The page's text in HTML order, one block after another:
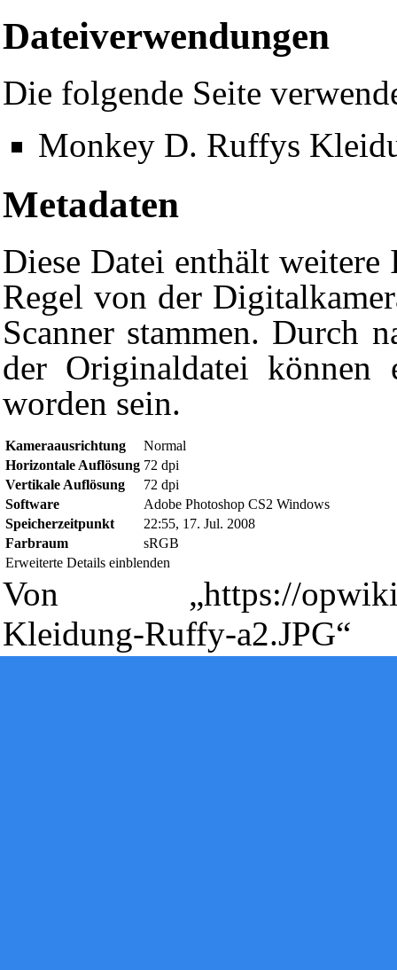
Dateiverwendungen
Die folgende Seite
Monkey D. Ruffys
Metadaten
Diese Datei enthält
Regel von der
Scanner stammen. Durch
der Originaldatei können
worden sein.
Kameraausrichtung
Normal
Horizontale Auflösung 72 dpi
Vertikale Auflösung
72 dpi
Software
Adobe Photoshop CS2 Windows
Speicherzeitpunkt
22:55, 17. Jul. 2008
Farbraum
sRGB
Erweiterte Details einblenden
Von „https://
Kleidung-Ruffy-a2.JPG“
Diese Seite wurde zuletzt am 17. Juli 2008 um 22:46 Uhr
Powered by Computer-Base
Datenschutz-Optionen